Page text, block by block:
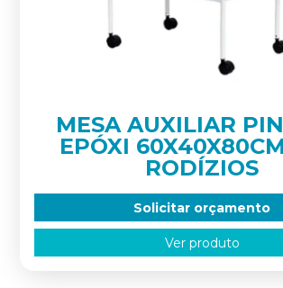
MESA AUXILIAR
EPÓXI
RODÍZIOS
Solicitar orçamento
Ver produto